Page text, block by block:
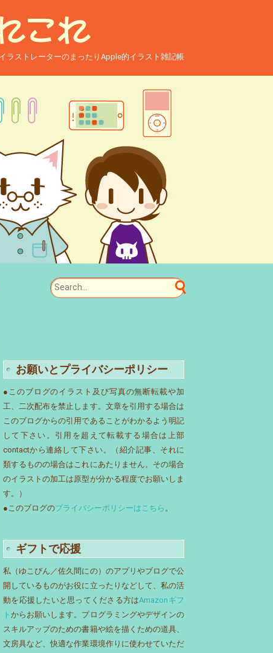
ラストレーターのまったりApple的イラスト雑記帳
お願いとプライバシーポリシー
●このブログのイラスト及び写真の無断転載や加
工、二次配布を禁止します。文章を引用する場合は
このブログからの引用であることがわかるよう明記
して下さい。引用を超えて転載する場合は上部
contactから連絡して下さい。（紹介記事、それに
類するものの場合はこれにあたりません。その場合
のイラストの加工は原型が分かる程度でお願いしま
す。）
●このブログのプライバシーポリシーはこちら 。
ギフトで応援
私（ゆこびん／佐久間にの）のアプリやブログで公
開しているものがお役に立ったりなどして、私の活
動を応援したいと思ってくださる方はAmazonギフ
トからお願いします。プログラミングやデザインの
スキルアップのための書籍や絵を描くための道具、
文房具など、快適な作業環境作りに使わせていただ